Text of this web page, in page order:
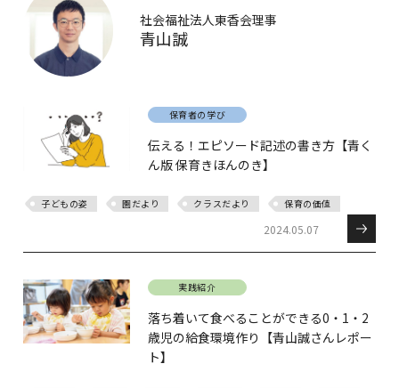
社会福祉法人東香会理事
青山誠
保育者の学び
伝える！エピソード記述の書き方【青く
ん版 保育きほんのき】
子どもの姿 園だより クラスだより 保育の価値
2024.05.07
実践紹介
落ち着いて食べることができる0・1・2
歳児の給食環境作り【青山誠さんレポー
ト】